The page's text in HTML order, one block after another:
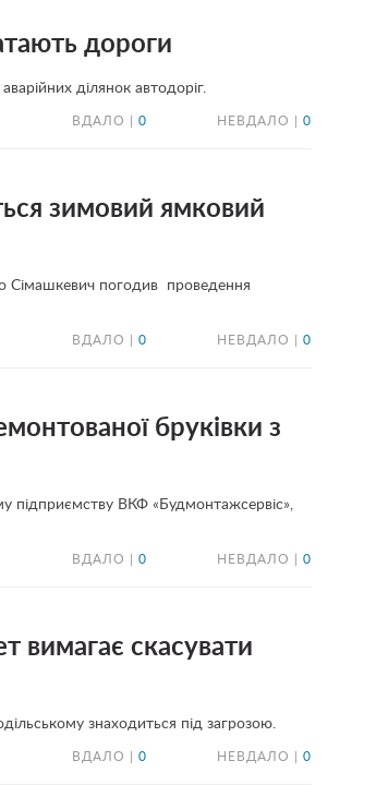
дороги
ділянок автодоріг.
ВДАЛО | 0 НЕВДАЛО | 0
зимовий ямковий
Сімашкевич погодив проведення
ВДАЛО | 0 НЕВДАЛО | 0
бруківки з
підприємству ВКФ «Будмонтажсервіс»,
ВДАЛО | 0 НЕВДАЛО | 0
вимагає скасувати
знаходиться під загрозою.
ВДАЛО | 0 НЕВДАЛО | 0